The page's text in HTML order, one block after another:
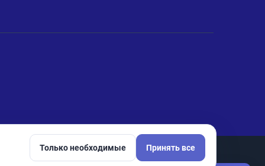
Только необходимые Принять все